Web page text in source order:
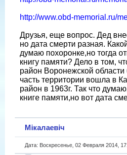
http://www.obd-memorial.ru/
Друзья, еще вопрос. Дед
но дата смерти разная.
думаю похоронке,но тогда
книгу памяти? Дело в том,
район Воронежской
часть территории вошла в
район в 1963г. Так что
книге памяти,но вот дата
Мікалаевіч
Дата: Воскресенье, 02 Февраля 2014,